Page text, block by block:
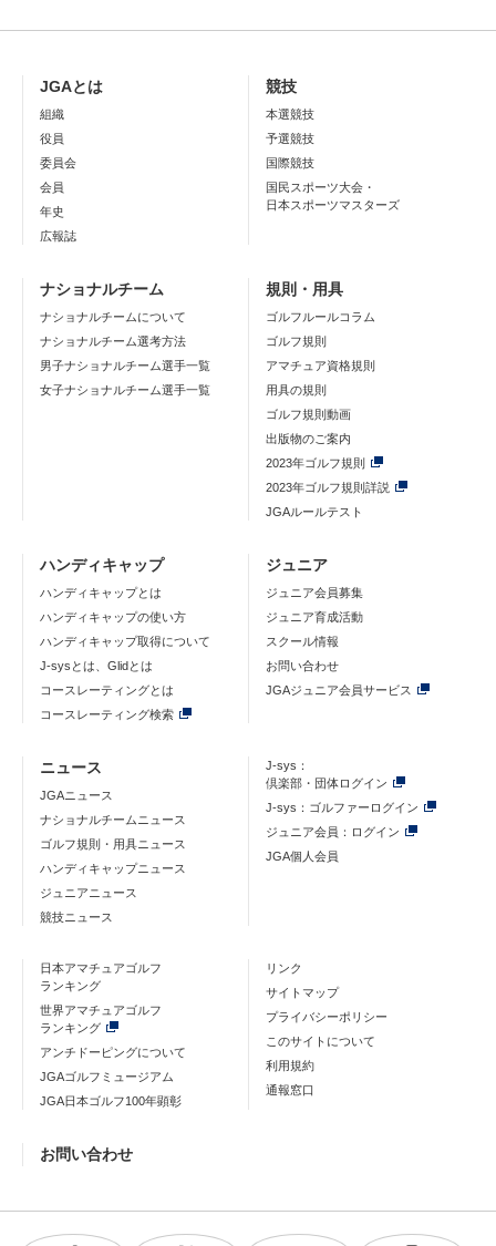
JGAとは
組織
役員
委員会
会員
年史
広報誌
競技
本選競技
予選競技
国際競技
国民スポーツ大会・
日本スポーツマスターズ
ナショナルチーム
ナショナルチームについて
ナショナルチーム選考方法
男子ナショナルチーム選手一覧
女子ナショナルチーム選手一覧
規則・用具
ゴルフルールコラム
ゴルフ規則
アマチュア資格規則
用具の規則
ゴルフ規則動画
出版物のご案内
2023年ゴルフ規則
2023年ゴルフ規則詳説
JGAルールテスト
ハンディキャップ
ハンディキャップとは
ハンディキャップの使い方
ハンディキャップ取得について
J-sysとは、Glidとは
コースレーティングとは
コースレーティング検索
ジュニア
ジュニア会員募集
ジュニア育成活動
スクール情報
お問い合わせ
JGAジュニア会員サービス
ニュース
JGAニュース
ナショナルチームニュース
ゴルフ規則・用具ニュース
ハンディキャップニュース
ジュニアニュース
競技ニュース
J-sys：
倶楽部・団体ログイン
J-sys：ゴルファーログイン
ジュニア会員：ログイン
JGA個人会員
日本アマチュアゴルフ
ランキング
世界アマチュアゴルフ
ランキング
アンチドーピングについて
JGAゴルフミュージアム
JGA日本ゴルフ100年顕彰
リンク
サイトマップ
プライバシーポリシー
このサイトについて
利用規約
通報窓口
お問い合わせ